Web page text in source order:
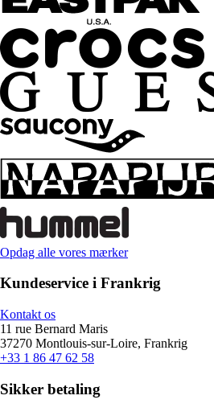
Opdag alle vores mærker
Kundeservice i Frankrig
Kontakt os
11 rue Bernard Maris
37270 Montlouis-sur-Loire, Frankrig
+33 1 86 47 62 58
Sikker betaling